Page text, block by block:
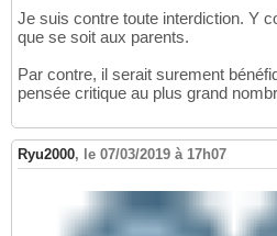
Je suis contre toute interdiction. Y
que se soit aux parents.
Par contre, il serait surement
pensée critique au plus grand
Ryu2000, le 07/03/2019 à 17h07